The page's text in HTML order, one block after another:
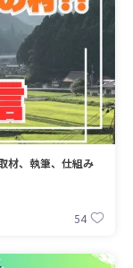
材、執筆、仕組み
54